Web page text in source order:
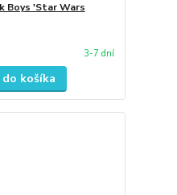
Boys 'Star Wars
3-7 dní
košíka